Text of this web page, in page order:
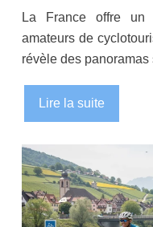
La France offre un
amateurs de
révèle des
Lire la suite